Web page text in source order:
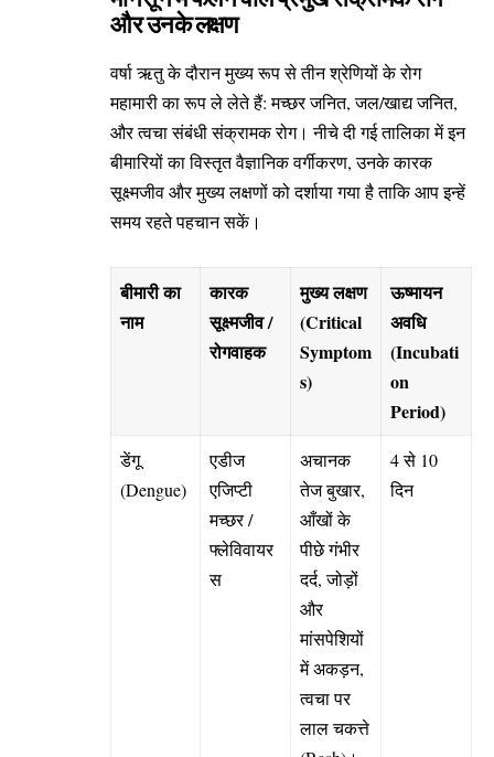
और उनके लक्षण
वर्षा ऋतु के दौरान मुख्य रूप से तीन श्रेणियों के रोग
महामारी का रूप ले लेते हैं: मच्छर जनित, जल/खाद्य जनित,
और त्वचा संबंधी संक्रामक रोग। नीचे दी गई तालिका में इन
बीमारियों का विस्तृत वैज्ञानिक वर्गीकरण, उनके कारक
सूक्ष्मजीव और मुख्य लक्षणों को दर्शाया गया है ताकि आप इन्हें
समय रहते पहचान सकें।
बीमारी का
नाम
कारक
सूक्ष्मजीव /
रोगवाहक
मुख्य लक्षण
(Critical
Symptom
s)
ऊष्मायन
अवधि
(Incubati
on
Period)
डेंगू
(Dengue)
एडीज
एजिप्टी
मच्छर /
फ्लेविवायर
स
अचानक
तेज बुखार,
आँखों के
पीछे गंभीर
दर्द, जोड़ों
और
मांसपेशियों
में अकड़न,
त्वचा पर
लाल चकत्ते
4 से 10
दिन